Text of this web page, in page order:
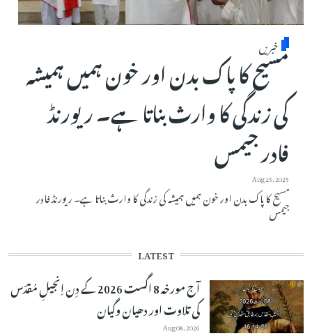
خبریں
مسیح کا پاک بدن اور خون ہمیں ہمیشہ
کی زندگی کا وارث بناتا ہے۔ ریورنڈ
فادر جیمس
Aug 25, 2025
مسیح کا پاک بدن اور خون ہمیں ہمیشہ کی زندگی کا وارث بناتا ہے۔ ریورنڈ فادر
جیمس
LATEST
آج مورخہ 8 اگست 2026 کے دِن اِنجیلِ مُقدّس
کی تلاوت اور دھیان وگیان
Aug 08, 2026